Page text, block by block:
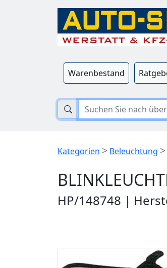
Warenbestand
Kategorien > Beleuchtung >
HP/148748 |